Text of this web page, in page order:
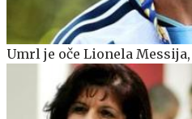
Umrl je oče Lionela